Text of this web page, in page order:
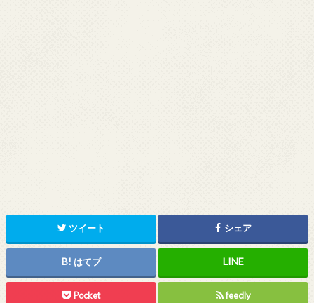
ツイート シェア
はてブ
Pocket feedly